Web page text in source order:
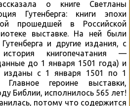
о книге Светланы
Гутенберга: книги эпохи
прошедшей в Российской
выставке. На ней были
и другие издания, с
книгопечатания —
до 1 января 1501 года) и
изданы с 1 января 1501 по 1
героине выставки,
Библии, исполнилось 565 лет!
потому что содержится